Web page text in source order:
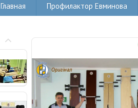
Главная Профилактор Евминова